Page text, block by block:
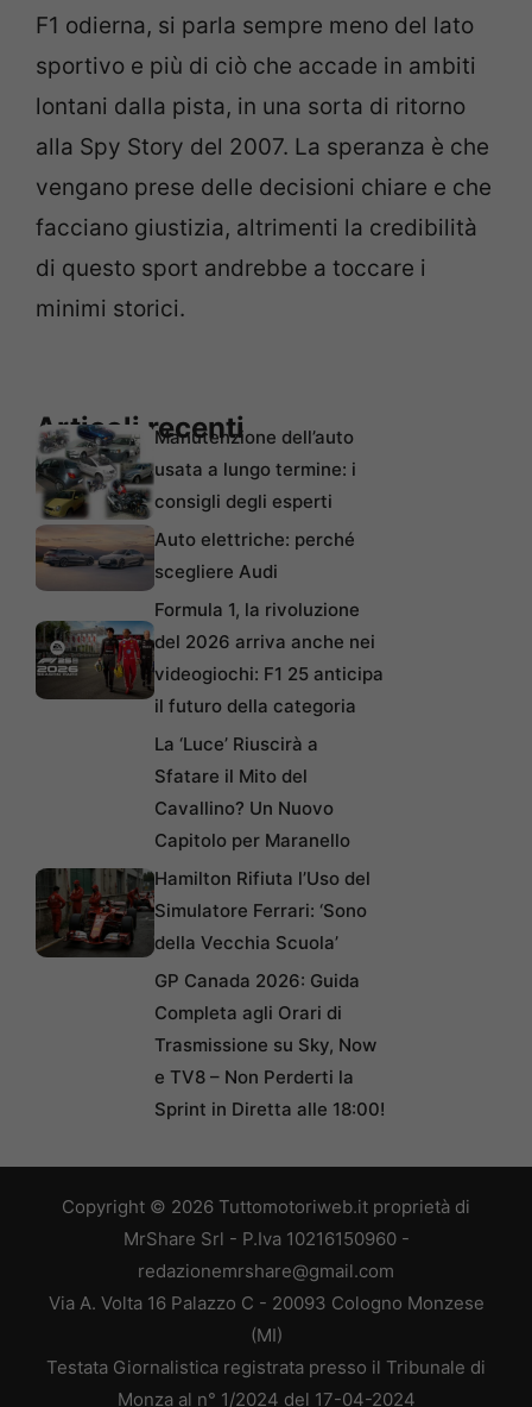
F1 odierna, si parla sempre meno del lato
sportivo e più di ciò che accade in ambiti
lontani dalla pista, in una sorta di ritorno
alla Spy Story del 2007. La speranza è che
vengano prese delle decisioni chiare e che
facciano giustizia, altrimenti la credibilità
di questo sport andrebbe a toccare i
minimi storici.
Articoli recentiManutenzione dell’auto
usata a lungo termine: i
consigli degli esperti
Auto elettriche: perché
scegliere Audi
Formula 1, la rivoluzione
del 2026 arriva anche nei
videogiochi: F1 25 anticipa
il futuro della categoria
La ‘Luce’ Riuscirà a
Sfatare il Mito del
Cavallino? Un Nuovo
Capitolo per Maranello
Hamilton Rifiuta l’Uso del
Simulatore Ferrari: ‘Sono
della Vecchia Scuola’
GP Canada 2026: Guida
Completa agli Orari di
Trasmissione su Sky, Now
e TV8 – Non Perderti la
Sprint in Diretta alle 18:00!
Copyright © 2026 Tuttomotoriweb.it proprietà di
MrShare Srl - P.Iva 10216150960 -
redazionemrshare@gmail.com
Via A. Volta 16 Palazzo C - 20093 Cologno Monzese
(MI)
Testata Giornalistica registrata presso il Tribunale di
Monza al n° 1/2024 del 17-04-2024